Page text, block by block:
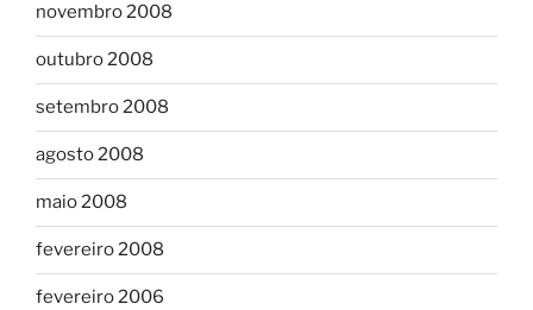
novembro 2008
outubro 2008
setembro 2008
agosto 2008
maio 2008
fevereiro 2008
fevereiro 2006